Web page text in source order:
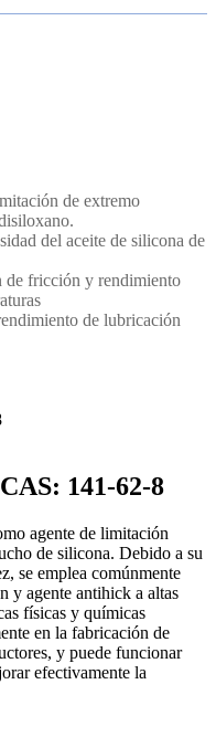
de extremo
del aceite de silicona de
de fricción y rendimiento
de lubricación
141-62-8
agente de limitación
de silicona. Debido a su
se emplea comúnmente
y agente antihick a altas
físicas y químicas
en la fabricación de
y puede funcionar
efectivamente la